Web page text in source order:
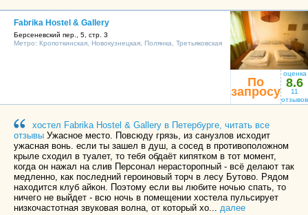
Fabrika Hostel & Gallery
Берсеневский пер., 5, стр. 3
Метро: Кропоткинская Новокузнецкая Полянка Третьяковская
По
запросу
оценка
8.6
11
отзывов
хостел Fabrika Hostel & Gallery в Петербурге, читать все
отзывы Ужасное место. Повсюду грязь, из санузлов исходит
ужасная вонь. если ты зашел в душ, а сосед в противоположном
крыле сходил в туалет, то тебя обдаёт кипятком в тот момент,
когда он нажал на слив Персонал нерасторопный - всё делают так
медленно, как последний героиновый торч в лесу Бутово. Рядом
находится клуб айкон. Поэтому если вы любите ночью спать, то
ничего не выйдет - всю ночь в помещении хостела пульсирует
низкочастотная звуковая волна, от который хо... далее